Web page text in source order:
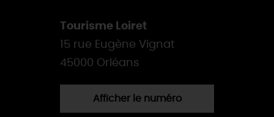
Tourisme Loiret
15 rue Eugène Vignat
45000 Orléans
Afficher le numéro